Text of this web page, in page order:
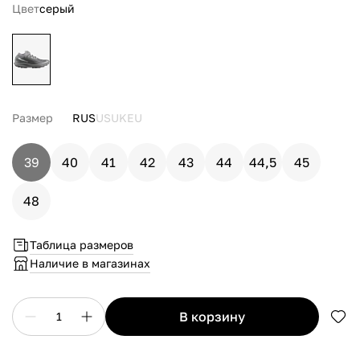
Цветсерый
Размер RUSUSUKEU
39 40 41 42 43 44 44,5 45
48
Таблица размеров
Наличие в магазинах
1 в корзину